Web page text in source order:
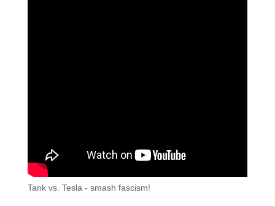
Tank vs. Tesla - smash fascism!